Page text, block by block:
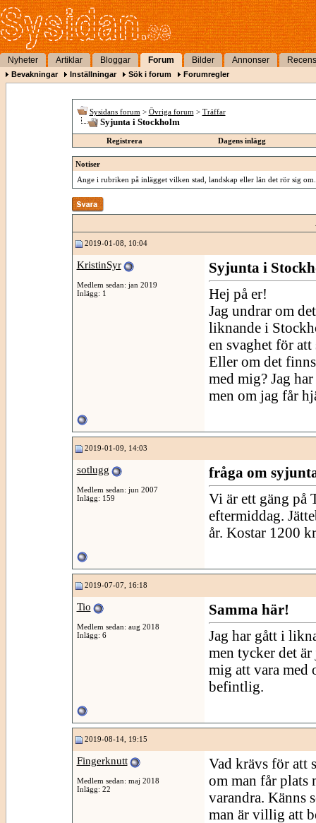
Nyheter Artiklar Bloggar Forum Bilder Annonser
Bevakningar Inställningar Sök i forum Forumregler
Sysidans forum > Övriga forum > Träffar
Syjunta i Stockholm
Registrera Dagens inlägg
Notiser
Ange i rubriken på inlägget vilken stad, landskap eller län det rör sig om.
2019-01-08, 10:04
KristinSyr
Medlem sedan: jan 2019
Inlägg: 1
Syjunta i
Hej på er!
Jag undrar om
liknande i
en svaghet för
Eller om det
med mig? Jag
men om jag får
2019-01-09, 14:03
sotlugg
Medlem sedan: jun 2007
Inlägg: 159
fråga om
Vi är ett gäng på
eftermiddag.
år. Kostar 1200
2019-07-07, 16:18
Tio
Medlem sedan: aug 2018
Inlägg: 6
Samma här!
Jag har gått i
men tycker det
mig att vara med
befintlig.
2019-08-14, 19:15
Fingerknutt
Medlem sedan: maj 2018
Inlägg: 22
Vad krävs för att
om man får plats
varandra. Känns
man är villig att